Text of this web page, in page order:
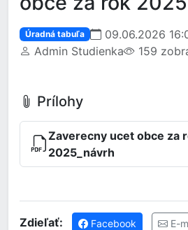
Úradná tabuľa
09.06.2026
Admin Studienka
159
Prílohy
Zaverecny ucet obce za
2025_návrh
Zdieľať: Facebook E-